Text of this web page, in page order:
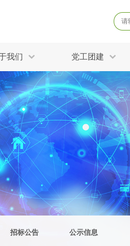
我们 党工团建
三废监测
二噁英检测
矿山资源调查
环境风险评估
一站式
。
产品质量鉴定
固废危废鉴定
土壤场地调查
生态环境检测
消毒检测备案
空气净化检测
公共卫生检测
招标公告 公示信息